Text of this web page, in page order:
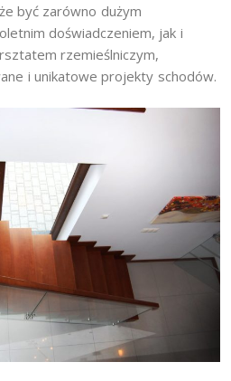
być zarówno dużym
doświadczeniem, jak i
rzemieślniczym,
i unikatowe projekty schodów.